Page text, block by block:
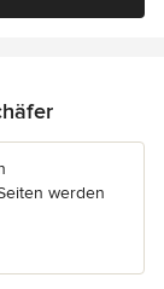
werden